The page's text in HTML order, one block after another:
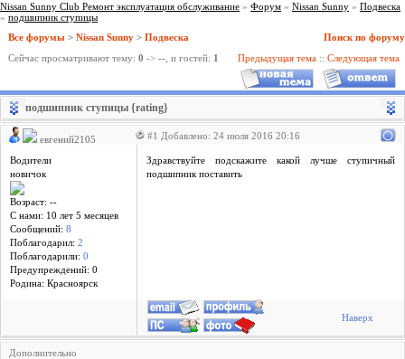
Nissan Sunny Club Ремонт эксплуатация обслуживание » Форум » Nissan Sunny » Подвеска
» подшипник ступицы
Все форумы > Nissan Sunny > Подвеска
Поиск по форуму
Сейчас просматривают тему: 0 -> -- , и гостей: 1 Предыдущая тема :: Следующая тема
подшипник ступицы {rating}
евгений2105 #1 Добавлено: 24 июля 2016 20:16
Водители
новичок
Возраст: --
С нами: 10 лет 5 месяцев
Сообщений: 8
Поблагодарил: 2
Поблагодарили: 0
Предупреждений: 0
Родина: Красноярск
Здравствуйте подскажите какой лучше ступичный
подшипник поставить
Наверх
Дополнительно